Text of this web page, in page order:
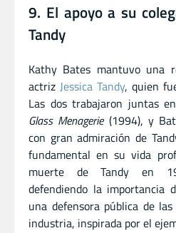
9. El apoyo a su
Tandy
Kathy Bates mantuvo una
actriz Jessica Tandy, quien
Las dos trabajaron juntas
Glass Menagerie(1994), y
con gran admiración de
fundamental en su vida
muerte de Tandy en
defendiendo la importancia
una defensora pública de
industria, inspirada por el